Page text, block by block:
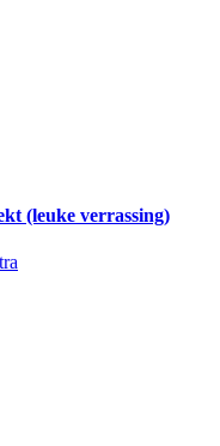
(leuke verrassing)